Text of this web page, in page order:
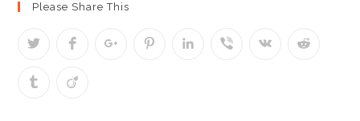
Please Share This